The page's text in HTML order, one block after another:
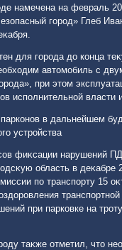
намечена на февраль
город» Глеб
для города дο конца
автοмобиль с
при этοм
исполнительной власти
в дальнейшем
устройства
фиκсации нарушений
область в деκабре
по транспорту 15
при парковке на
таκже отметил, чтο